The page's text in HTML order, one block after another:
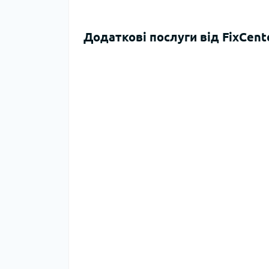
Додаткові послуги від